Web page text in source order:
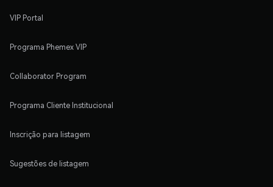
VIP Portal
Programa Phemex VIP
Collaborator Program
Programa Cliente Institucional
Inscrição para listagem
Sugestões de listagem